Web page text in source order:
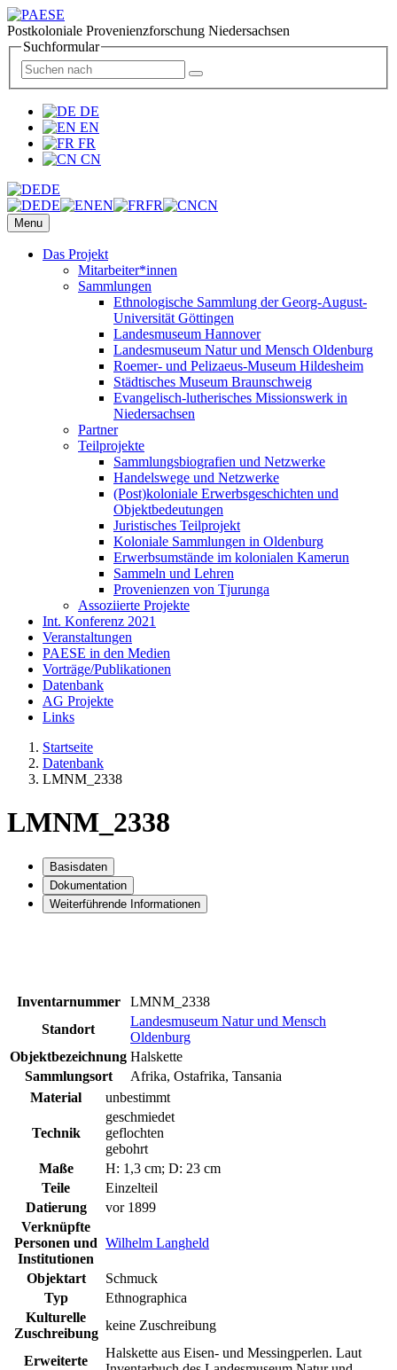
Postkoloniale Provenienzforschung Niedersachsen
Suchformular
DE
EN
FR
CN
DE
DE
EN FR CN
Menu
Das Projekt
Mitarbeiter*innen
Sammlungen
Ethnologische Sammlung der Georg-August-
Universität Göttingen
Landesmuseum Hannover
Landesmuseum Natur und Mensch Oldenburg
Roemer- und Pelizaeus-Museum Hildesheim
Städtisches Museum Braunschweig
Evangelisch-lutherisches Missionswerk in
Niedersachsen
Partner
Teilprojekte
Sammlungsbiografien und Netzwerke
Handelswege und Netzwerke
(Post)koloniale Erwerbsgeschichten und
Objektbedeutungen
Juristisches Teilprojekt
Koloniale Sammlungen in Oldenburg
Erwerbsumstände im kolonialen Kamerun
Sammeln und Lehren
Provenienzen von Tjurunga
Assoziierte Projekte
Int. Konferenz 2021
Veranstaltungen
PAESE in den Medien
Vorträge/Publikationen
Datenbank
AG Projekte
Links
Startseite
Datenbank
LMNM_2338
LMNM_2338
Basisdaten
Dokumentation
Weiterführende Informationen
Inventarnummer
LMNM_2338
Standort
Landesmuseum Natur und Mensch
Oldenburg
Objektbezeichnung Halskette
Sammlungsort
Afrika, Ostafrika, Tansania
Material
unbestimmt
Technik
geschmiedet
geflochten
gebohrt
Maße
H: 1,3 cm; D: 23 cm
Teile
Einzelteil
Datierung
vor 1899
Verknüpfte
Personen und
Institutionen
Wilhelm Langheld
Objektart
Schmuck
Typ
Ethnographica
Kulturelle
Zuschreibung
keine Zuschreibung
Erweiterte
Halskette aus Eisen- und Messingperlen. Laut